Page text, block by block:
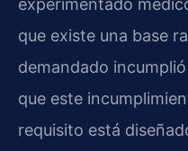
experimentado
que existe una base
demandado
que este
requisito está